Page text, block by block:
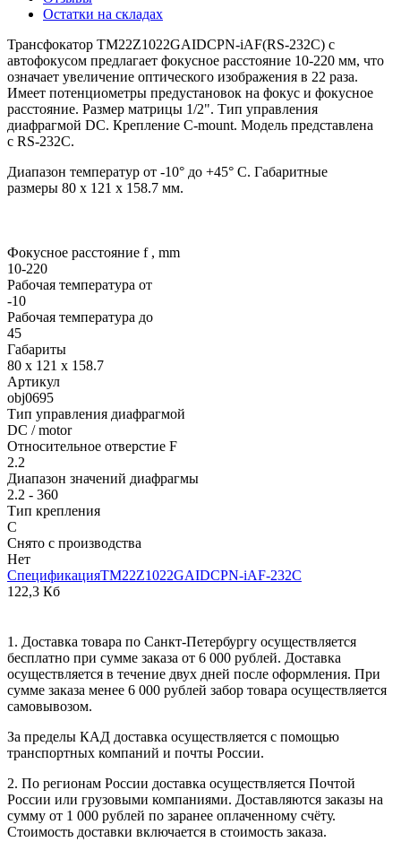
Остатки на складах
Трансфокатор TM22Z1022GAIDCPN-iAF(RS-232C) с
автофокусом предлагает фокусное расстояние 10-220 мм, что
означает увеличение оптического изображения в 22 раза.
Имеет потенциометры предустановок на фокус и фокусное
расстояние. Размер матрицы 1/2". Тип управления
диафрагмой DC. Крепление C-mount. Модель представлена
c RS-232C.
Диапазон температур от -10° до +45° С. Габаритные
размеры 80 x 121 x 158.7 мм.
Фокусное расстояние f , mm
10-220
Рабочая температура от
-10
Рабочая температура до
45
Габариты
80 x 121 x 158.7
Артикул
obj0695
Тип управления диафрагмой
DC / motor
Относительное отверстие F
2.2
Диапазон значений диафрагмы
2.2 - 360
Тип крепления
C
Снято с производства
Нет
СпецификацияTM22Z1022GAIDCPN-iAF-232C
122,3 Кб
1. Доставка товара по Санкт-Петербургу осуществляется
бесплатно при сумме заказа от 6 000 рублей. Доставка
осуществляется в течение двух дней после оформления. При
сумме заказа менее 6 000 рублей забор товара осуществляется
самовывозом.
За пределы КАД доставка осуществляется с помощью
транспортных компаний и почты России.
2. По регионам России доставка осуществляется Почтой
России или грузовыми компаниями. Доставляются заказы на
сумму от 1 000 рублей по заранее оплаченному счёту.
Стоимость доставки включается в стоимость заказа.